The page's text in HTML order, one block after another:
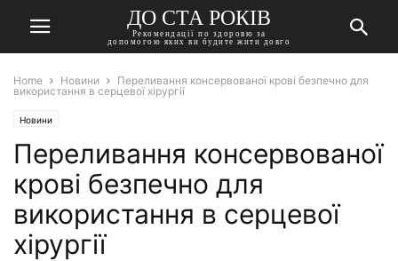
ДО СТА РОКІВ
Рекомендації по здоровю за
допомогою яких ви будите жити довго
Home Новини
Переливання консервованої крові безпечно для
використання в серцевої хірургії
Новини
Переливання консервованої
крові безпечно для
використання в серцевої
хірургії